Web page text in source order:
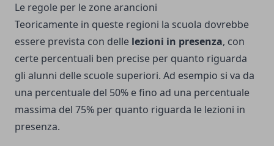
Le regole per le zone arancioni
Teoricamente in queste regioni la scuola dovrebbe
essere prevista con delle lezioni in presenza, con
certe percentuali ben precise per quanto riguarda
gli alunni delle scuole superiori. Ad esempio si va da
una percentuale del 50% e fino ad una percentuale
massima del 75% per quanto riguarda le lezioni in
presenza.